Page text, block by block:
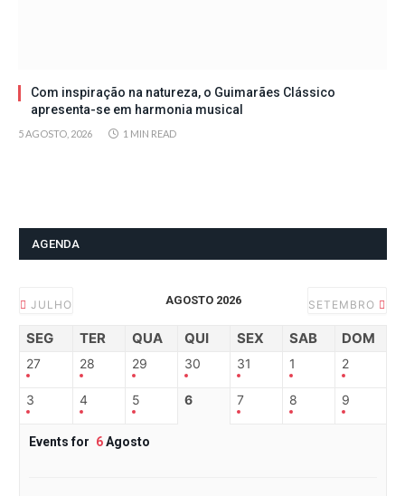
Com inspiração na natureza, o Guimarães Clássico
apresenta-se em harmonia musical
5 AGOSTO, 2026 1 MIN READ
AGENDA
JULHO AGOSTO 2026 SETEMBRO
SEG TER QUA QUI SEX SAB DOM
27 28 29 30 31 1 2
3 4 5 6 7 8 9
Events for 6Agosto